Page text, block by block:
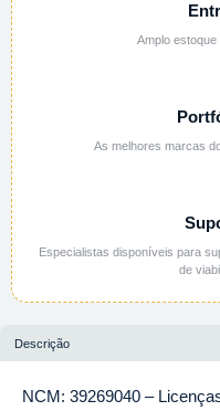
Amplo
As melhores marcas
Especialistas disponíveis para
de
Descrição
NCM: 39269040 –